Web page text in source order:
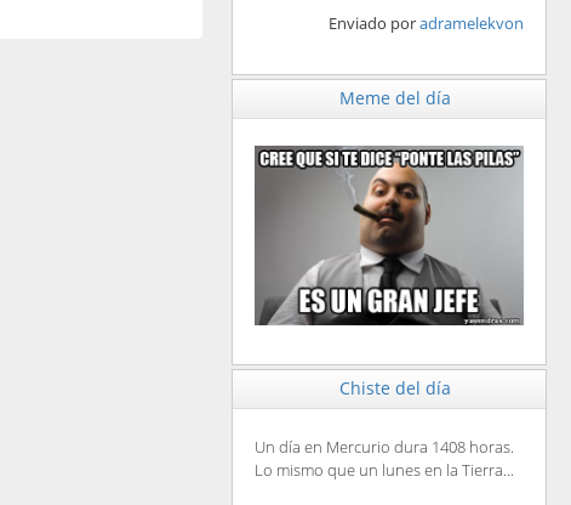
Enviado poradramelekvon
Meme del día
Chiste del día
Un día en Mercurio dura 1408 horas.
Lo mismo que un lunes en la Tierra...